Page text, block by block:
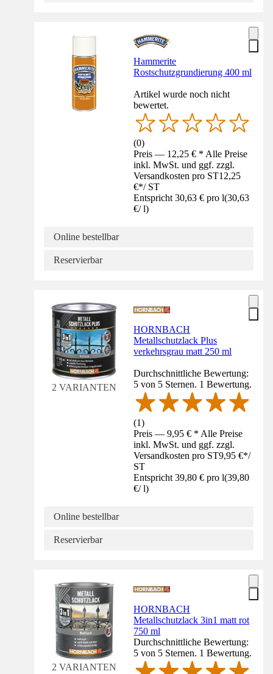
Hammerite
Rostschutzgrundierung 400 ml
Artikel wurde noch nicht
bewertet.
(0)
Preis — 12,25 € * Alle Preise
inkl. MwSt. und ggf. zzgl.
Versandkosten pro ST12,25
€*/ ST
Entspricht 30,63 € pro l(30,63
€/ l)
Online bestellbar
Reservierbar
2 VARIANTEN
HORNBACH
Metallschutzlack Plus
verkehrsgrau matt 250 ml
Durchschnittliche Bewertung:
5 von 5 Sternen. 1 Bewertung.
(1)
Preis — 9,95 € * Alle Preise
inkl. MwSt. und ggf. zzgl.
Versandkosten pro ST9,95 €*/
ST
Entspricht 39,80 € pro l(39,80
€/ l)
Online bestellbar
Reservierbar
2 VARIANTEN
HORNBACH
Metallschutzlack 3in1 matt rot
750 ml
Durchschnittliche Bewertung:
5 von 5 Sternen. 1 Bewertung.